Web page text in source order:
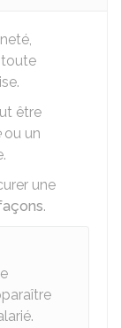
toute
être
ou un
une
.